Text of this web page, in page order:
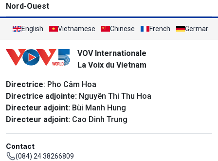
Nord-Ouest
English Vietnamese Chinese French German
VOV Internationale
La Voix du Vietnam
Directrice: Pho Câm Hoa
Directrice adjointe: Nguyên Thi Thu Hoa
Directeur adjoint: Bùi Manh Hung
Directeur adjoint: Cao Dinh Trung
Contact
(084) 24 38266809